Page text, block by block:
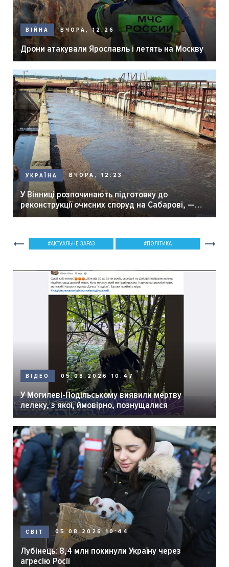
ВІЙНА ВЧОРА, 12:26
Дрони атакували Ярославль і летять на Москву
УКРАЇНА ВЧОРА, 12:23
У Вінниці розпочинають підготовку до
реконструкції очисних споруд на Сабарові, —
мер Вінниці.
АКТУАЛЬНЕ ЗАРАЗ ПОЛІТИКА
ВІДЕО 05.08.2026 10:47
У Могилеві-Подільському виявили мертву
лелеку, з якої, ймовірно, познущалися
СВІТ 05.08.2026 10:44
Лубінець: 8,4 млн покинули Україну через
агресію Росії